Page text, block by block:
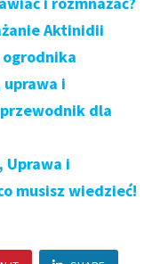
Aktinidii
uprawa i
dla
Uprawa i
musisz wiedzieć!